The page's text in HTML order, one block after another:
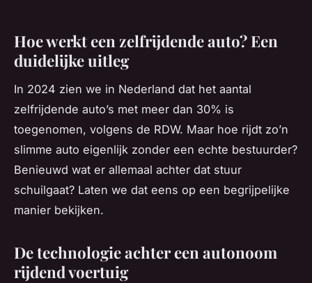
Hoe werkt een zelfrijdende auto? Een
duidelijke uitleg
In 2024 zien we in Nederland dat het aantal
zelfrijdende auto’s met meer dan 30% is
toegenomen, volgens de RDW. Maar hoe rijdt zo’n
slimme auto eigenlijk zonder een echte bestuurder?
Benieuwd wat er allemaal achter dat stuur
schuilgaat? Laten we dat eens op een begrijpelijke
manier bekijken.
De technologie achter een autonoom
rijdend voertuig